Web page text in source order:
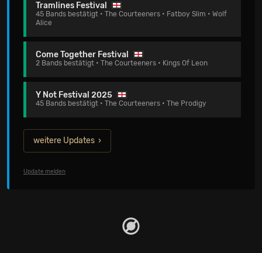
Tramlines Festival
45 Bands bestätigt • The Courteeners • Fatboy Slim • Wolf
Alice
Come Together Festival
2 Bands bestätigt • The Courteeners • Kings Of Leon
Y Not Festival 2025
45 Bands bestätigt • The Courteeners • The Prodigy
weitere Updates
Update melden